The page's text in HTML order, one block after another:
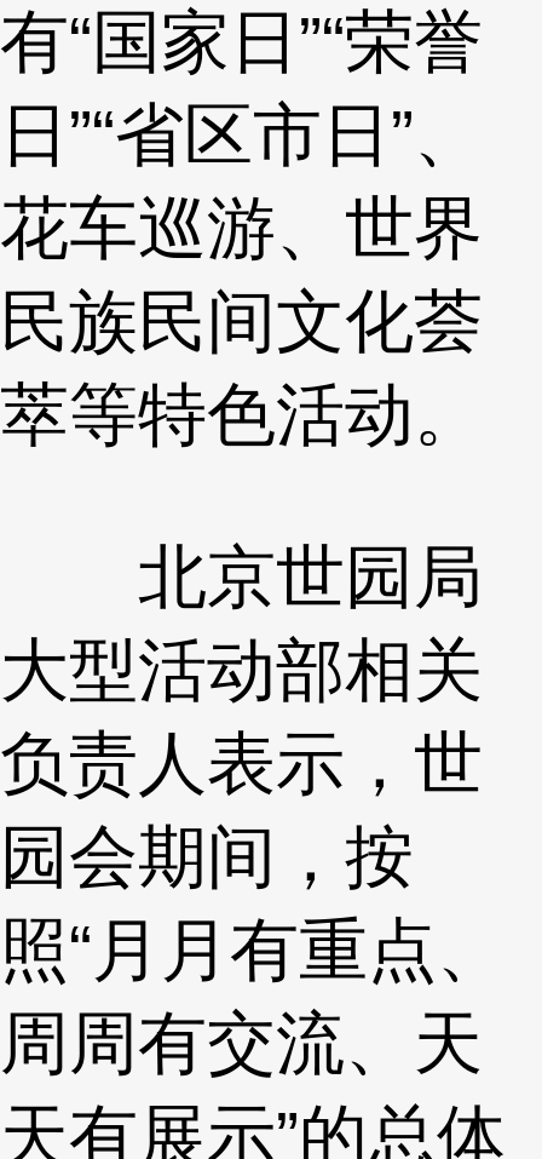
有“国家日”“荣誉
日”“省区市日”、
花车巡游、世界
民族民间文化荟
萃等特色活动。
北京世园局
大型活动部相关
负责人表示，世
园会期间，按
照“月月有重点、
周周有交流、天
天有展示”的总体